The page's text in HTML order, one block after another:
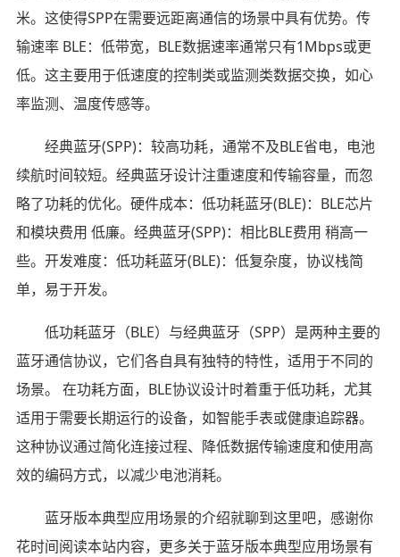
米。这使得SPP在需要远距离通信的场景中具有优势。传
输速率 BLE：低带宽，BLE数据速率通常只有1Mbps或更
低。这主要用于低速度的控制类或监测类数据交换，如心
率监测、温度传感等。
经典蓝牙(SPP)：较高功耗，通常不及BLE省电，电池
续航时间较短。经典蓝牙设计注重速度和传输容量，而忽
略了功耗的优化。硬件成本：低功耗蓝牙(BLE)：BLE芯片
和模块费用 低廉。经典蓝牙(SPP)：相比BLE费用 稍高一
些。开发难度：低功耗蓝牙(BLE)：低复杂度，协议栈简
单，易于开发。
低功耗蓝牙（BLE）与经典蓝牙（SPP）是两种主要的
蓝牙通信协议，它们各自具有独特的特性，适用于不同的
场景。 在功耗方面，BLE协议设计时着重于低功耗，尤其
适用于需要长期运行的设备，如智能手表或健康追踪器。
这种协议通过简化连接过程、降低数据传输速度和使用高
效的编码方式，以减少电池消耗。
蓝牙版本典型应用场景的介绍就聊到这里吧，感谢你
花时间阅读本站内容，更多关于蓝牙版本典型应用场景有